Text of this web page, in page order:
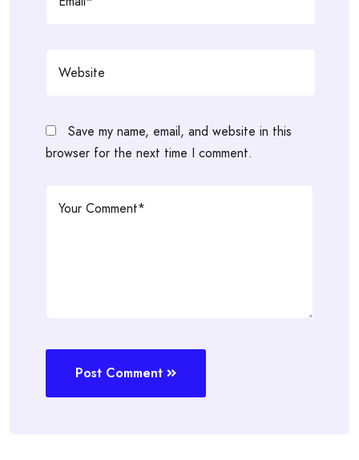
Save my name, email, and website in this
browser for the next time I comment.
Post Comment